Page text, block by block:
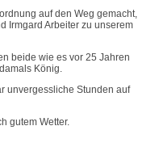
auf den Weg gemacht,
Irmgard Arbeiter zu unserem
beide wie es vor 25 Jahren
König.
unvergessliche Stunden auf
gutem Wetter.